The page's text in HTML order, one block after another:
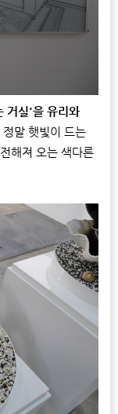
거실'을 유리와
정말 햇빛이 드는
해져 오는 색다른